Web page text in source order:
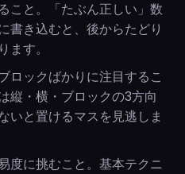
こと。「たぶん正しい」数
書き込むと、後からたどり
す。
ロックばかりに注目するこ
縦・横・ブロックの3方向
いと置けるマスを見逃しま
度に挑むこと。基本テクニ